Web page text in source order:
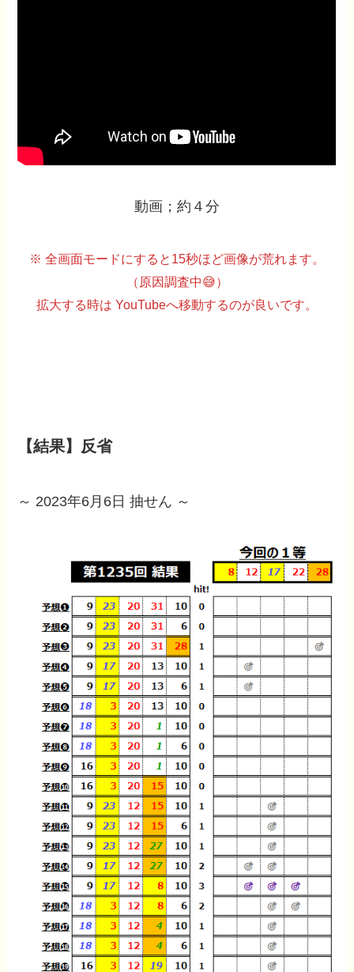
動画；約４分
※ 全画面モードにすると15秒ほど画像が荒れます。
（原因調査中😅）
拡大する時は YouTubeへ移動するのが良いです。
【結果】反省
～ 2023年6月6日 抽せん ～